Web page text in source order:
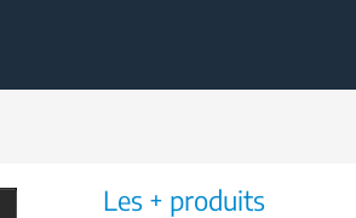
Les + produits